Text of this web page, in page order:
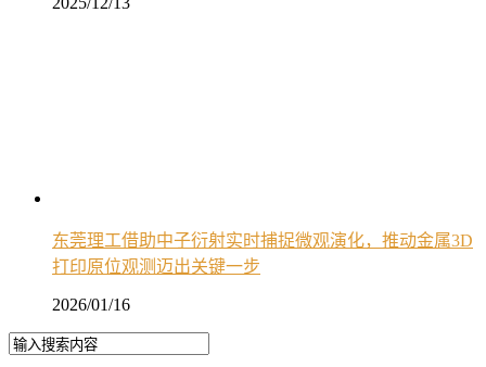
东莞理工借助中子衍射实时捕捉微观演化，推动金属3D
打印原位观测迈出关键一步
2026/01/16